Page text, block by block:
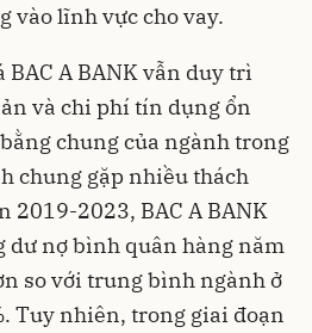
vào lĩnh vực cho vay.
BAC A BANK vẫn duy trì
và chi phí tín dụng ổn
chung của ngành trong
chung gặp nhiều thách
2019-2023, BAC A BANK
dư nợ bình quân hàng năm
so với trung bình ngành ở
Tuy nhiên, trong giai đoạn